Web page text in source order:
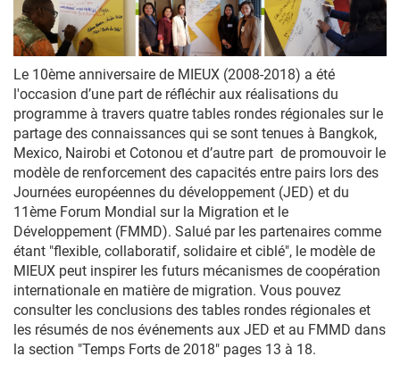
Le 10ème anniversaire de MIEUX (2008-2018) a été
l'occasion d’une part de réfléchir aux réalisations du
programme à travers quatre tables rondes régionales sur le
partage des connaissances qui se sont tenues à Bangkok,
Mexico, Nairobi et Cotonou et d’autre part de promouvoir le
modèle de renforcement des capacités entre pairs lors des
Journées européennes du développement (JED) et du
11ème Forum Mondial sur la Migration et le
Développement (FMMD). Salué par les partenaires comme
étant "flexible, collaboratif, solidaire et ciblé", le modèle de
MIEUX peut inspirer les futurs mécanismes de coopération
internationale en matière de migration. Vous pouvez
consulter les conclusions des tables rondes régionales et
les résumés de nos événements aux JED et au FMMD dans
la section "Temps Forts de 2018" pages 13 à 18.